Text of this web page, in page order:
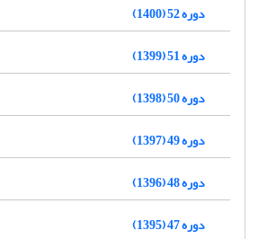
دوره 52 (1400)
دوره 51 (1399)
دوره 50 (1398)
دوره 49 (1397)
دوره 48 (1396)
دوره 47 (1395)